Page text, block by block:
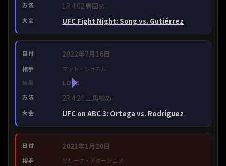
1R 4:02 肩固め
UFC Fight Night: Song vs. Gutiérrez
2022年7月16日
マット・シュネル
LOSE
2R 4:24 三角絞め
UFC on ABC 3: Ortega vs. Rodríguez
2021年1月20日
ザルーク・アダーシェフ